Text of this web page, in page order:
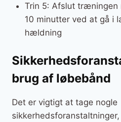
Trin 5: Afslut træningen
10 minutter ved at gå i
hældning
brug af løbebånd
Det er vigtigt at tage nogle